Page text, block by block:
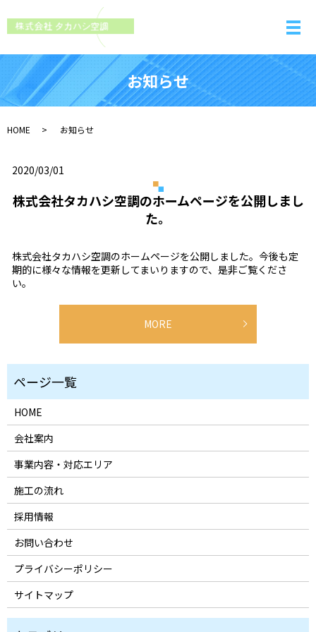
お知らせ
HOME お知らせ
2020/03/01
株式会社タカハシ空調のホームページを公開しまし
た。
株式会社タカハシ空調のホームページを公開しました。今後も定
期的に様々な情報を更新してまいりますので、是非ご覧くださ
い。
MORE
HOME
会社案内
事業内容・対応エリア
施工の流れ
採用情報
お問い合わせ
プライバシーポリシー
サイトマップ